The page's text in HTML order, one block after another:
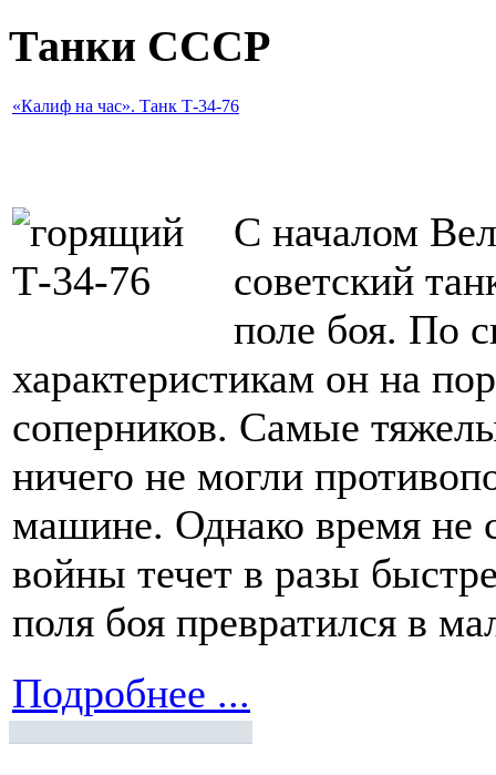
Танки СССР
«Калиф на час». Танк Т-34-76
С началом
советский
поле боя. По
характеристикам он на
соперников. Самые
ничего не могли
машине. Однако время не
войны течет в разы
поля боя превратился в
Подробнее ...